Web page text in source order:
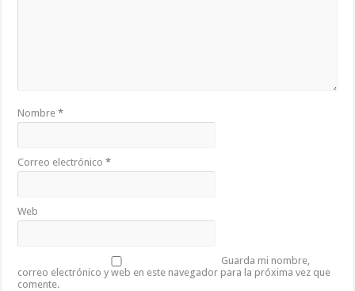
Nombre*
Correo electrónico*
Web
Guarda mi nombre,
correo electrónico y web en este navegador para la próxima vez que
comente.